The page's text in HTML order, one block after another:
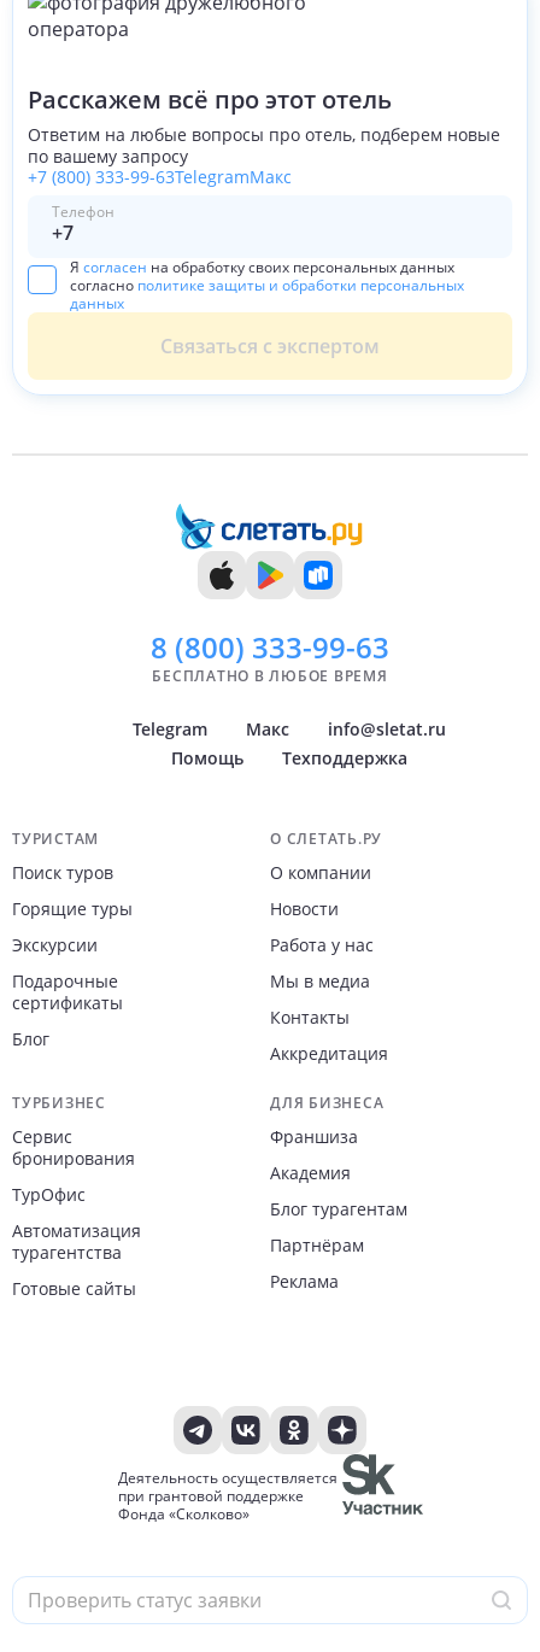
Расскажем всё про этот отель
Ответим на любые вопросы про отель, подберем новые
по вашему запросу
+7 (800) 333-99-63TelegramМакс
Телефон
Я согласен на обработку своих персональных данных
согласно политике защиты и обработки персональных
данных
Связаться с экспертом
8 (800) 333-99-63
БЕСПЛАТНО В ЛЮБОЕ ВРЕМЯ
Telegram Макс
info@sletat.ru
Помощь
Техподдержка
Навигация по сайту
ТУРИСТАМ
Поиск туров
Горящие туры
Экскурсии
Подарочные
сертификаты
Блог
О СЛЕТАТЬ.РУ
О компании
Новости
Работа у нас
Мы в медиа
Контакты
Аккредитация
ТУРБИЗНЕС
Сервис
бронирования
ТурОфис
Автоматизация
турагентства
Готовые сайты
ДЛЯ БИЗНЕСА
Франшиза
Академия
Блог турагентам
Партнёрам
Реклама
Деятельность осуществляется
при грантовой поддержке
Фонда «Сколково»